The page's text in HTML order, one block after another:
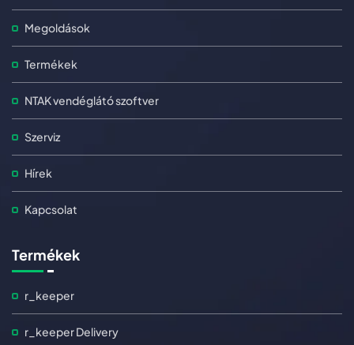
Megoldások
Termékek
NTAK vendéglátó szoftver
Szerviz
Hírek
Kapcsolat
Termékek
r_keeper
r_keeper Delivery